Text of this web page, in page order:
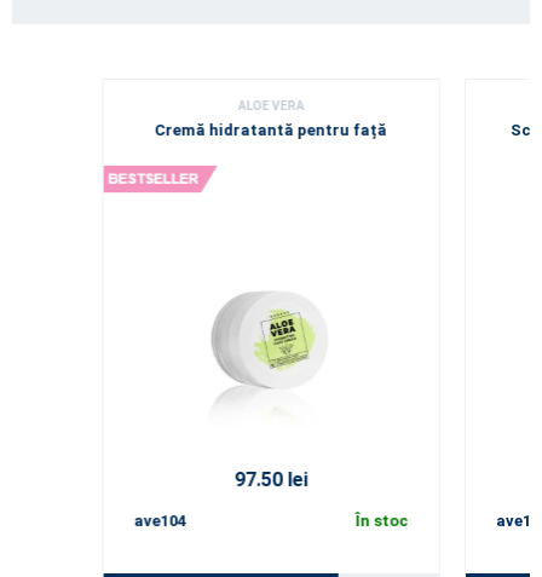
ALOE VERA
Cremă hidratantă pentru față
97.50 lei
ave104 În stoc